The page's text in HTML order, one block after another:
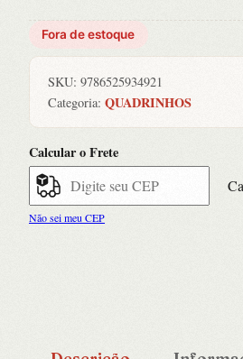
Fora de estoque
SKU: 9786525934921
Categoria: QUADRINHOS
Calcular o Frete
Não sei meu CEP